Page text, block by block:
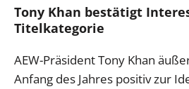
Tony Khan bestätigt
Titelkategorie
AEW-Präsident Tony Khan
Anfang des Jahres positiv zur